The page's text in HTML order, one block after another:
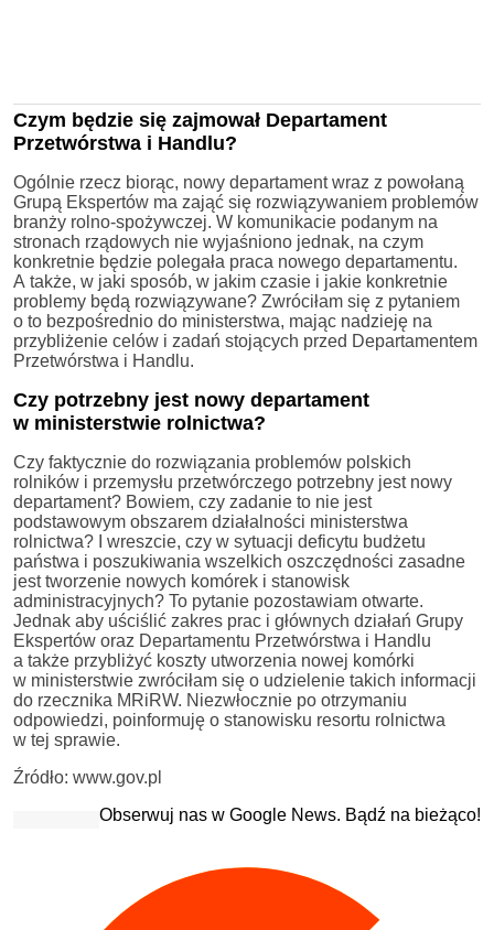
Czym będzie się zajmował Departament
Przetwórstwa i Handlu?
Ogólnie rzecz biorąc, nowy departament wraz z powołaną
Grupą Ekspertów ma zająć się rozwiązywaniem problemów
branży rolno-spożywczej. W komunikacie podanym na
stronach rządowych nie wyjaśniono jednak, na czym
konkretnie będzie polegała praca nowego departamentu.
A także, w jaki sposób, w jakim czasie i jakie konkretnie
problemy będą rozwiązywane? Zwróciłam się z pytaniem
o to bezpośrednio do ministerstwa, mając nadzieję na
przybliżenie celów i zadań stojących przed Departamentem
Przetwórstwa i Handlu.
Czy potrzebny jest nowy departament
w ministerstwie rolnictwa?
Czy faktycznie do rozwiązania problemów polskich
rolników i przemysłu przetwórczego potrzebny jest nowy
departament? Bowiem, czy zadanie to nie jest
podstawowym obszarem działalności ministerstwa
rolnictwa? I wreszcie, czy w sytuacji deficytu budżetu
państwa i poszukiwania wszelkich oszczędności zasadne
jest tworzenie nowych komórek i stanowisk
administracyjnych? To pytanie pozostawiam otwarte.
Jednak aby uściślić zakres prac i głównych działań Grupy
Ekspertów oraz Departamentu Przetwórstwa i Handlu
a także przybliżyć koszty utworzenia nowej komórki
w ministerstwie zwróciłam się o udzielenie takich informacji
do rzecznika MRiRW. Niezwłocznie po otrzymaniu
odpowiedzi, poinformuję o stanowisku resortu rolnictwa
w tej sprawie.
Źródło: www.gov.pl
Obserwuj nas w Google News. Bądź na bieżąco!